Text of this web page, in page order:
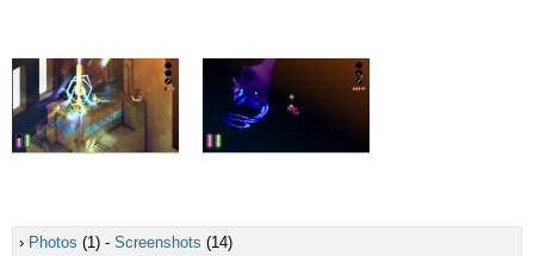
› Photos (1) - Screenshots (14)